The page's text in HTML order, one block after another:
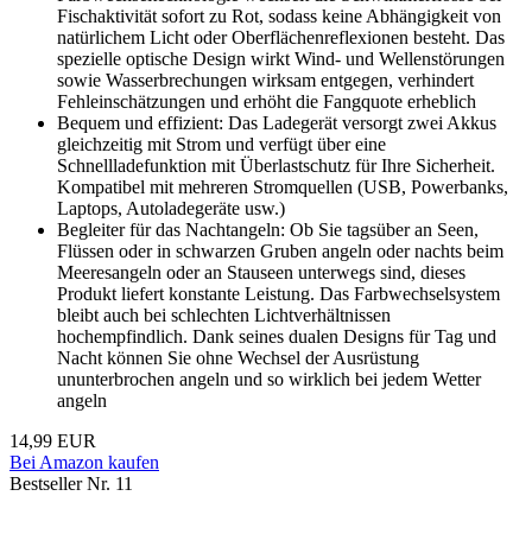
Fischaktivität sofort zu Rot, sodass keine Abhängigkeit von
natürlichem Licht oder Oberflächenreflexionen besteht. Das
spezielle optische Design wirkt Wind- und Wellenstörungen
sowie Wasserbrechungen wirksam entgegen, verhindert
Fehleinschätzungen und erhöht die Fangquote erheblich
Bequem und effizient: Das Ladegerät versorgt zwei Akkus
gleichzeitig mit Strom und verfügt über eine
Schnellladefunktion mit Überlastschutz für Ihre Sicherheit.
Kompatibel mit mehreren Stromquellen (USB, Powerbanks,
Laptops, Autoladegeräte usw.)
Begleiter für das Nachtangeln: Ob Sie tagsüber an Seen,
Flüssen oder in schwarzen Gruben angeln oder nachts beim
Meeresangeln oder an Stauseen unterwegs sind, dieses
Produkt liefert konstante Leistung. Das Farbwechselsystem
bleibt auch bei schlechten Lichtverhältnissen
hochempfindlich. Dank seines dualen Designs für Tag und
Nacht können Sie ohne Wechsel der Ausrüstung
ununterbrochen angeln und so wirklich bei jedem Wetter
angeln
14,99 EUR
Bei Amazon kaufen
Bestseller Nr. 11